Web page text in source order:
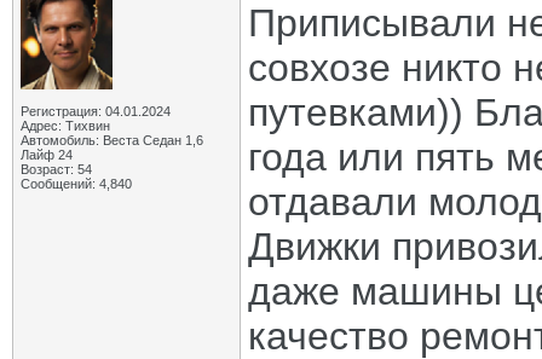
Регистрация: 04.01.2024
Адрес: Тихвин
Автомобиль: Веста Седан 1,6
Лайф 24
Возраст: 54
Сообщений: 4,840
Приписывали
совхозе никто
путевками))
года или пять
отдавали
Движки
даже машины
качество